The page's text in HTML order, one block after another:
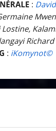
:
Richard
: iKomynot©️